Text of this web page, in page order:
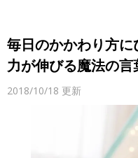
毎日のかかわり方
力が伸びる魔法の言
2018/10/18 更新